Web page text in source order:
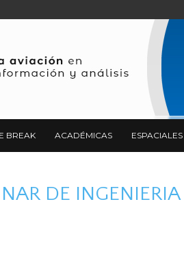
BREAK ACADÉMICAS ESPACIALES
DE INGENIERIA